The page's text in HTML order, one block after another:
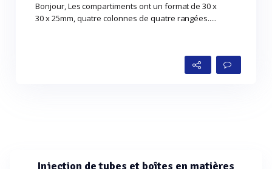
Bonjour, Les compartiments ont un format de 30 x
30 x 25mm, quatre colonnes de quatre rangées.....
Injection de tubes et boîtes en matières